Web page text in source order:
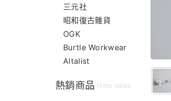
三元社
昭和復古雜貨
OGK
Burtle Workwear
Altalist
熱銷商品 Hots sales